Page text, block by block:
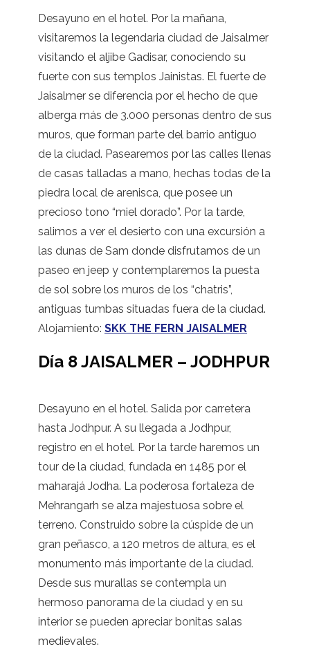
Desayuno en el hotel. Por la mañana,
visitaremos la legendaria ciudad de Jaisalmer
visitando el aljibe Gadisar, conociendo su
fuerte con sus templos Jainistas. El fuerte de
Jaisalmer se diferencia por el hecho de que
alberga más de 3.000 personas dentro de sus
muros, que forman parte del barrio antiguo
de la ciudad. Pasearemos por las calles llenas
de casas talladas a mano, hechas todas de la
piedra local de arenisca, que posee un
precioso tono “miel dorado”. Por la tarde,
salimos a ver el desierto con una excursión a
las dunas de Sam donde disfrutamos de un
paseo en jeep y contemplaremos la puesta
de sol sobre los muros de los “chatris”,
antiguas tumbas situadas fuera de la ciudad.
Alojamiento: SKK THE FERN JAISALMER
Día 8 JAISALMER – JODHPUR
Desayuno en el hotel. Salida por carretera
hasta Jodhpur. A su llegada a Jodhpur,
registro en el hotel. Por la tarde haremos un
tour de la ciudad, fundada en 1485 por el
maharajá Jodha. La poderosa fortaleza de
Mehrangarh se alza majestuosa sobre el
terreno. Construido sobre la cúspide de un
gran peñasco, a 120 metros de altura, es el
monumento más importante de la ciudad.
Desde sus murallas se contempla un
hermoso panorama de la ciudad y en su
interior se pueden apreciar bonitas salas
medievales.